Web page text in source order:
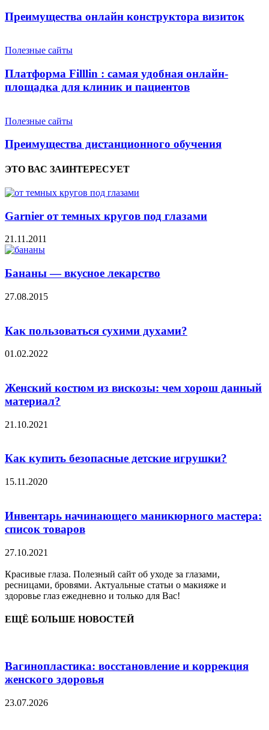
Преимущества онлайн конструктора визиток
Полезные сайты
Платформа Filllin : самая удобная онлайн-
площадка для клиник и пациентов
Полезные сайты
Преимущества дистанционного обучения
ЭТО ВАС ЗАИНТЕРЕСУЕТ
Garnier от темных кругов под глазами
21.11.2011
Бананы — вкусное лекарство
27.08.2015
Как пользоваться сухими духами?
01.02.2022
Женский костюм из вискозы: чем хорош данный
материал?
21.10.2021
Как купить безопасные детские игрушки?
15.11.2020
Инвентарь начинающего маникюрного мастера:
список товаров
27.10.2021
Красивые глаза. Полезный сайт об уходе за глазами,
ресницами, бровями. Актуальные статьи о макияже и
здоровье глаз ежедневно и только для Вас!
ЕЩЁ БОЛЬШЕ НОВОСТЕЙ
Вагинопластика: восстановление и коррекция
женского здоровья
23.07.2026